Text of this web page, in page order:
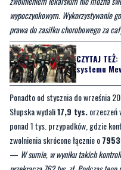
wypoczynkowym. Wykorzystywanie
prawa do zasiłku chorobowego za
CZYTAJ TEŻ:
systemu
Ponadto od stycznia do września
Słupska wydali17,9 tys.orzeczeń
ponad 1 tys. przypadków, gdzie
zwolnienia skrócone łącznie o
— W sumie, w wyniku takich